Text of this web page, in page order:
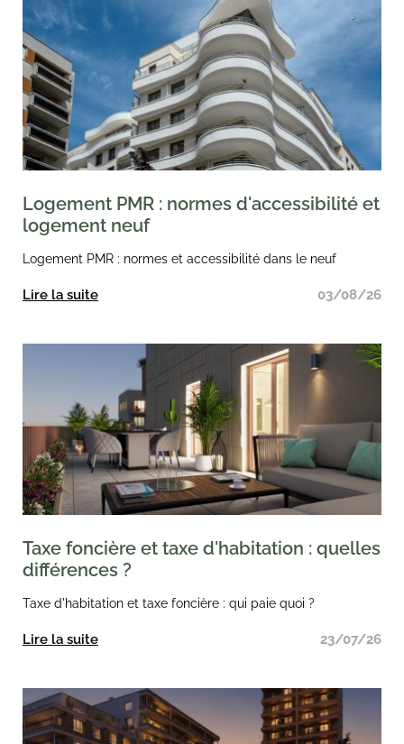
Logement PMR : normes d'accessibilité et
logement neuf
Logement PMR : normes et accessibilité dans le neuf
Lire la suite 03/08/26
Taxe foncière et taxe d'habitation : quelles
différences ?
Taxe d'habitation et taxe foncière : qui paie quoi ?
Lire la suite 23/07/26